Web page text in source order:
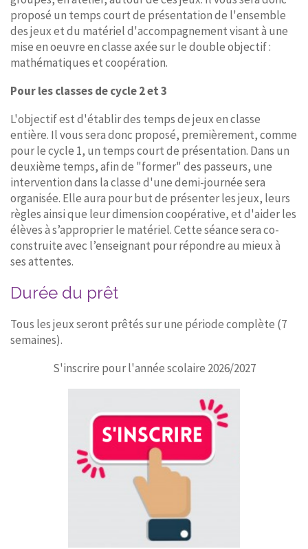
proposé un temps court de présentation de l'ensemble
des jeux et du matériel d'accompagnement visant à une
mise en oeuvre en classe axée sur le double objectif :
mathématiques et coopération.
Pour les classes de cycle 2 et 3
L'objectif est d'établir des temps de jeux en classe
entière. Il vous sera donc proposé, premièrement, comme
pour le cycle 1, un temps court de présentation. Dans un
deuxième temps, afin de "former" des passeurs, une
intervention dans la classe d'une demi-journée sera
organisée. Elle aura pour but de présenter les jeux, leurs
règles ainsi que leur dimension coopérative, et d'aider les
élèves à s’approprier le matériel. Cette séance sera co-
construite avec l’enseignant pour répondre au mieux à
ses attentes.
Durée du prêt
Tous les jeux seront prêtés sur une période complète (7
semaines).
S'inscrire pour l'année scolaire 2026/2027